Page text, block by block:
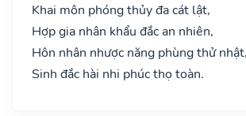
Khai môn phóng thủy đa cát lật,
Hợp gia nhân khẩu đắc an nhiên,
Hôn nhân nhược năng phùng thử nhật,
Sinh đắc hài nhi phúc thọ toàn.